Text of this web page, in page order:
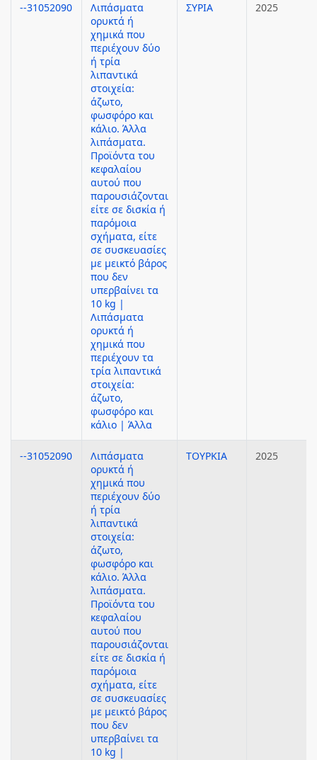
--31052090
Λιπάσματα
ορυκτά ή
χημικά που
περιέχουν δύο
ή τρία
λιπαντικά
στοιχεία:
άζωτο,
φωσφόρο και
κάλιο. Άλλα
λιπάσματα.
Προϊόντα του
κεφαλαίου
αυτού που
παρουσιάζονται
είτε σε δισκία ή
παρόμοια
σχήματα, είτε
σε συσκευασίες
με μεικτό βάρος
που δεν
υπερβαίνει τα
10 kg |
Λιπάσματα
ορυκτά ή
χημικά που
περιέχουν τα
τρία λιπαντικά
στοιχεία:
άζωτο,
φωσφόρο και
κάλιο | Άλλα
ΣΥΡΙΑ 2025
--31052090
Λιπάσματα
ορυκτά ή
χημικά που
περιέχουν δύο
ή τρία
λιπαντικά
στοιχεία:
άζωτο,
φωσφόρο και
κάλιο. Άλλα
λιπάσματα.
Προϊόντα του
κεφαλαίου
αυτού που
παρουσιάζονται
είτε σε δισκία ή
παρόμοια
σχήματα, είτε
σε συσκευασίες
με μεικτό βάρος
που δεν
υπερβαίνει τα
10 kg |
ΤΟΥΡΚΙΑ 2025